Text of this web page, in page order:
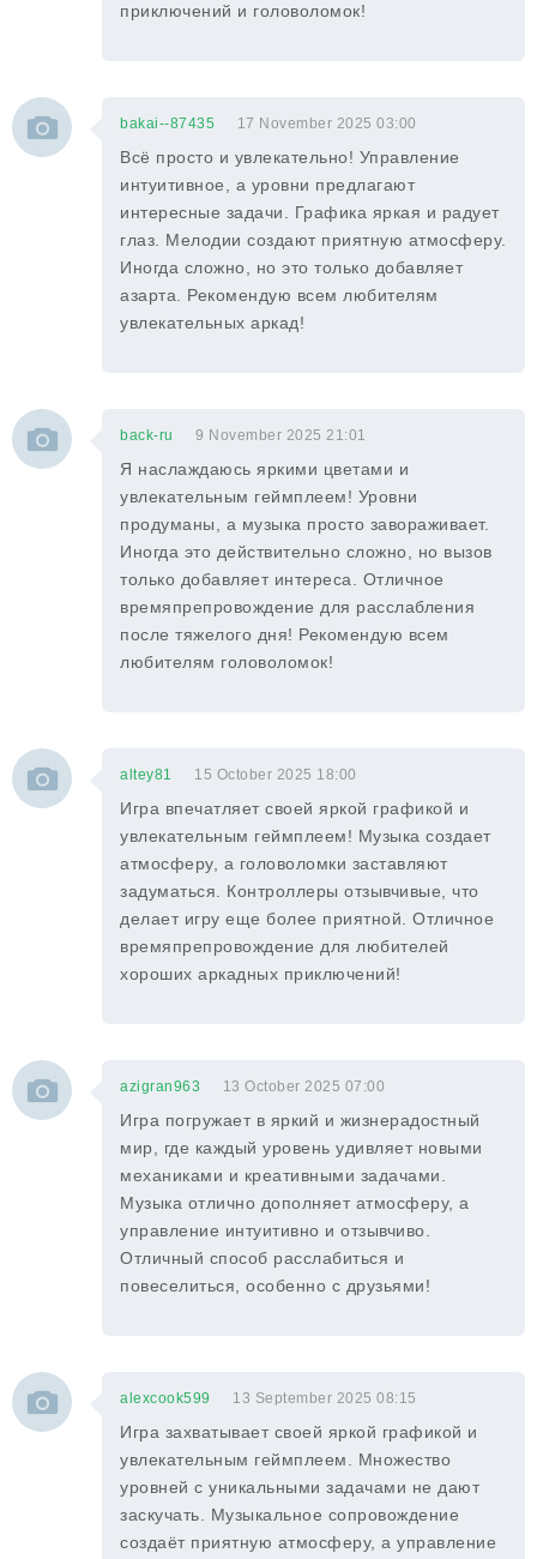
приключений и головоломок!
bakai--87435 17 November 2025 03:00
Всё просто и увлекательно! Управление
интуитивное, а уровни предлагают
интересные задачи. Графика яркая и радует
глаз. Мелодии создают приятную атмосферу.
Иногда сложно, но это только добавляет
азарта. Рекомендую всем любителям
увлекательных аркад!
back-ru 9 November 2025 21:01
Я наслаждаюсь яркими цветами и
увлекательным геймплеем! Уровни
продуманы, а музыка просто завораживает.
Иногда это действительно сложно, но вызов
только добавляет интереса. Отличное
времяпрепровождение для расслабления
после тяжелого дня! Рекомендую всем
любителям головоломок!
altey81 15 October 2025 18:00
Игра впечатляет своей яркой графикой и
увлекательным геймплеем! Музыка создает
атмосферу, а головоломки заставляют
задуматься. Контроллеры отзывчивые, что
делает игру еще более приятной. Отличное
времяпрепровождение для любителей
хороших аркадных приключений!
azigran963 13 October 2025 07:00
Игра погружает в яркий и жизнерадостный
мир, где каждый уровень удивляет новыми
механиками и креативными задачами.
Музыка отлично дополняет атмосферу, а
управление интуитивно и отзывчиво.
Отличный способ расслабиться и
повеселиться, особенно с друзьями!
alexcook599 13 September 2025 08:15
Игра захватывает своей яркой графикой и
увлекательным геймплеем. Множество
уровней с уникальными задачами не дают
заскучать. Музыкальное сопровождение
создаёт приятную атмосферу, а управление